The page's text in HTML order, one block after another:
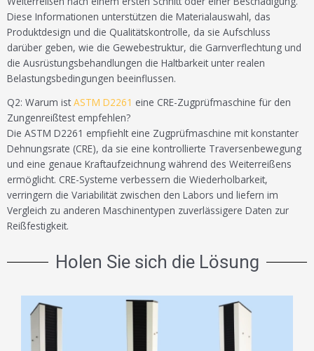
Diese Informationen unterstützen die Materialauswahl, das
Produktdesign und die Qualitätskontrolle, da sie Aufschluss
darüber geben, wie die Gewebestruktur, die Garnverflechtung und
die Ausrüstungsbehandlungen die Haltbarkeit unter realen
Belastungsbedingungen beeinflussen.
Q2: Warum ist ASTM D2261 eine CRE-Zugprüfmaschine für den
Zungenreißtest empfehlen?
Die ASTM D2261 empfiehlt eine Zugprüfmaschine mit konstanter
Dehnungsrate (CRE), da sie eine kontrollierte Traversenbewegung
und eine genaue Kraftaufzeichnung während des Weiterreißens
ermöglicht. CRE-Systeme verbessern die Wiederholbarkeit,
verringern die Variabilität zwischen den Labors und liefern im
Vergleich zu anderen Maschinentypen zuverlässigere Daten zur
Reißfestigkeit.
Holen Sie sich die Lösung